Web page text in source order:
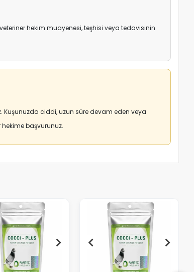
hekim muayenesi, teşhisi veya tedavisinin
Kuşunuzda ciddi, uzun süre devam eden veya
başvurunuz.